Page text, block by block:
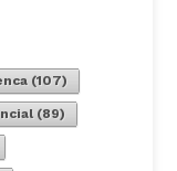
(107)
(89)